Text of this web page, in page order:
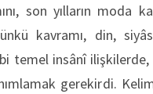
son yılların moda
kavramı, din,
temel insânî
gerekirdi.